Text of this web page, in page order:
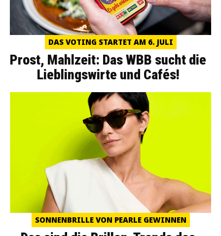
DAS VOTING STARTET AM 6. JULI
Prost, Mahlzeit: Das WBB sucht die
Lieblingswirte und Cafés!
SONNENBRILLE VON PEARLE GEWINNEN